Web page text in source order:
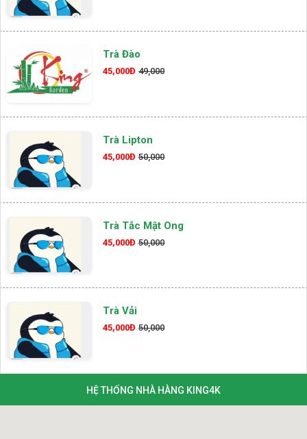
Trà Đào
45,000Đ 49,000
Trà Lipton
45,000Đ 50,000
Trà Tắc Mật Ong
45,000Đ 50,000
Trà Vải
45,000Đ 50,000
HỆ THỐNG NHÀ HÀNG KING4K